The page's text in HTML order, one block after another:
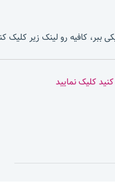
ببر، کافیه رو لینک زیر کلیک
کلیک نمایید